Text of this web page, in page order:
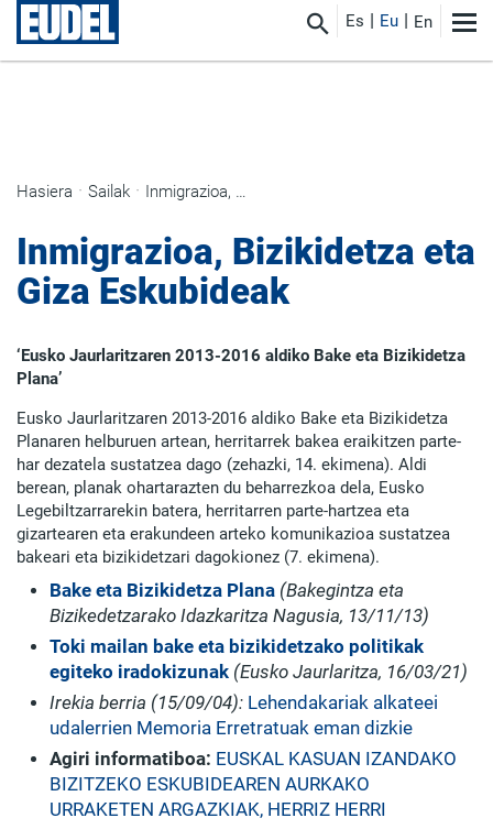
Es Eu En
Hasiera Sailak Inmigrazioa, Bizikidetza eta Giza Eskubideak
Inmigrazioa, Bizikidetza eta
Giza Eskubideak
‘Eusko Jaurlaritzaren 2013-2016 aldiko Bake eta Bizikidetza
Plana’
Eusko Jaurlaritzaren 2013-2016 aldiko Bake eta Bizikidetza
Planaren helburuen artean, herritarrek bakea eraikitzen parte-
har dezatela sustatzea dago (zehazki, 14. ekimena). Aldi
berean, planak ohartarazten du beharrezkoa dela, Eusko
Legebiltzarrarekin batera, herritarren parte-hartzea eta
gizartearen eta erakundeen arteko komunikazioa sustatzea
bakeari eta bizikidetzari dagokionez (7. ekimena).
Bake eta Bizikidetza Plana (Bakegintza eta
Bizikedetzarako Idazkaritza Nagusia, 13/11/13)
Toki mailan bake eta bizikidetzako politikak
egiteko iradokizunak (Eusko Jaurlaritza, 16/03/21)
Irekia berria (15/09/04): Lehendakariak alkateei
udalerrien Memoria Erretratuak eman dizkie
Agiri informatiboa: EUSKAL KASUAN IZANDAKO
BIZITZEKO ESKUBIDEAREN AURKAKO
URRAKETEN ARGAZKIAK, HERRIZ HERRI